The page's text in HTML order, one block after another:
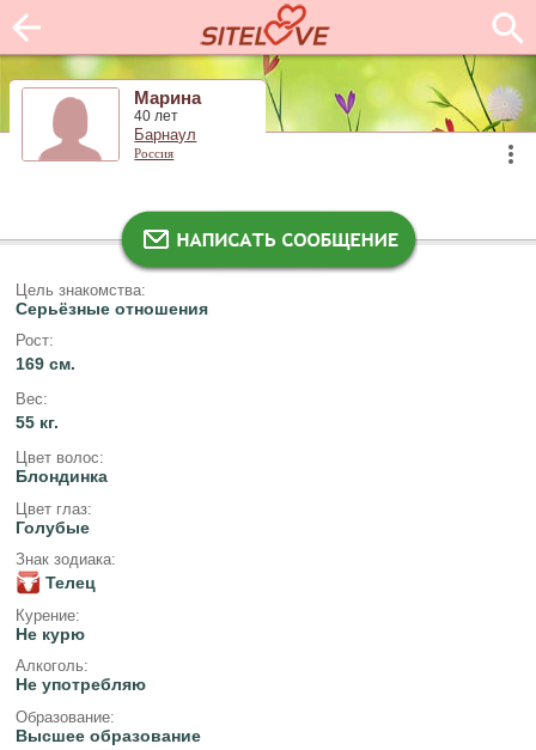
Марина
40 лет
Барнаул
Россия
Цель знакомства:
Серьёзные отношения
Рост:
169 см.
Вес:
55 кг.
Цвет волос:
Блондинка
Цвет глаз:
Голубые
Знак зодиака:
Телец
Курение:
Не курю
Алкоголь:
Не употребляю
Образование:
Высшее образование